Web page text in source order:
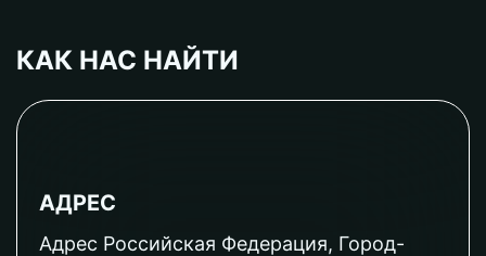
КАК НАС НАЙТИ
АДРЕС
Адрес Российская Федерация, Город-